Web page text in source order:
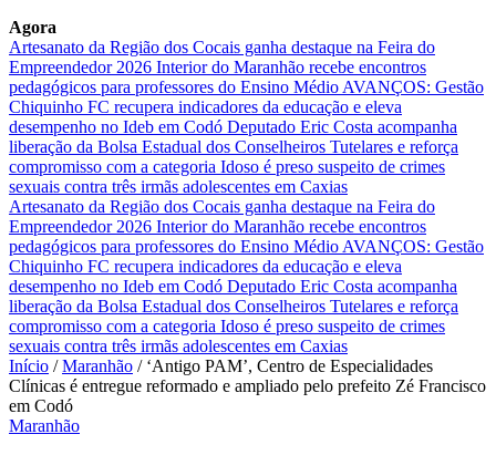
Agora
Artesanato da Região dos Cocais ganha destaque na Feira do
Empreendedor 2026 Interior do Maranhão recebe encontros
pedagógicos para professores do Ensino Médio AVANÇOS: Gestão
Chiquinho FC recupera indicadores da educação e eleva
desempenho no Ideb em Codó Deputado Eric Costa acompanha
liberação da Bolsa Estadual dos Conselheiros Tutelares e reforça
compromisso com a categoria Idoso é preso suspeito de crimes
sexuais contra três irmãs adolescentes em Caxias
Artesanato da Região dos Cocais ganha destaque na Feira do
Empreendedor 2026 Interior do Maranhão recebe encontros
pedagógicos para professores do Ensino Médio AVANÇOS: Gestão
Chiquinho FC recupera indicadores da educação e eleva
desempenho no Ideb em Codó Deputado Eric Costa acompanha
liberação da Bolsa Estadual dos Conselheiros Tutelares e reforça
compromisso com a categoria Idoso é preso suspeito de crimes
sexuais contra três irmãs adolescentes em Caxias
Início / Maranhão / ‘Antigo PAM’, Centro de Especialidades
Clínicas é entregue reformado e ampliado pelo prefeito Zé Francisco
em Codó
Maranhão